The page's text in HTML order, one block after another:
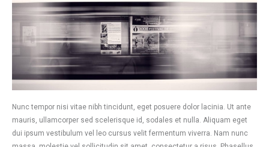
Nunc tempor nisi vitae nibh tincidunt, eget posuere dolor lacinia. Ut ante
mauris, ullamcorper sed scelerisque id, sodales et nulla. Aliquam eget
dui ipsum vestibulum vel leo cursus velit fermentum viverra. Nam nunc